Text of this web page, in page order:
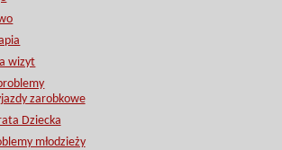
wizyt
zarobkowe
Dziecka
młodzieży